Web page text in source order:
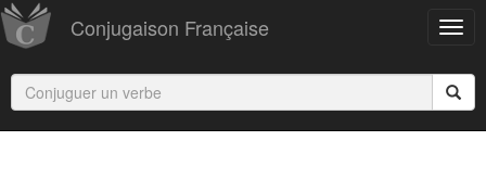
Conjugaison Française